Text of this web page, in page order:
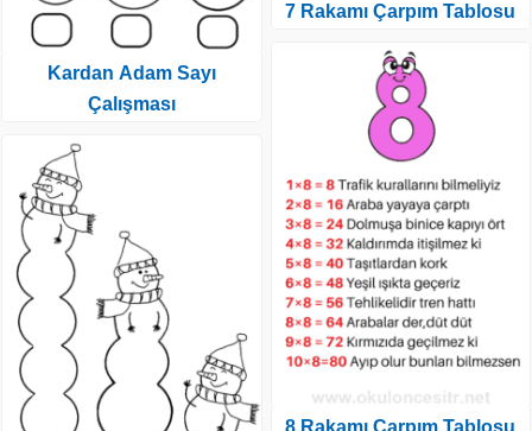
Kardan Adam Sayı
Çalışması
7 Rakamı Çarpım Tablosu
8 Rakamı Çarpım Tablosu